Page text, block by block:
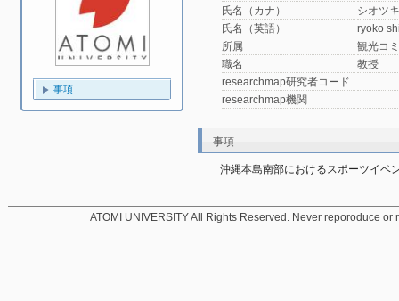
事項
氏名（カナ）
シオツ
氏名（英語）
ryoko
所属
観光コ
職名
教授
researchmap研究者コード
researchmap機関
事項
沖縄本島南部におけるスポーツイベ